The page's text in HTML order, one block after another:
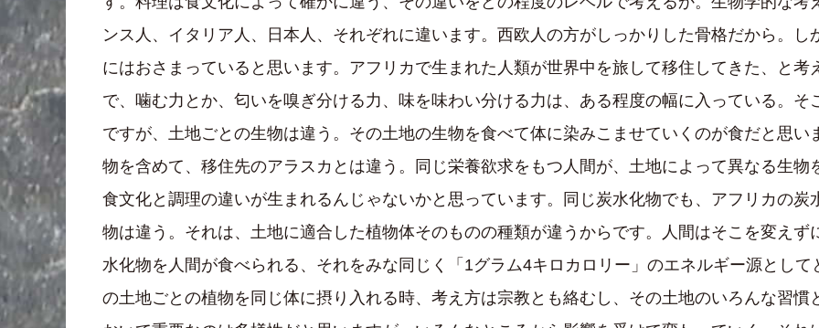
ンス人、イタリア人、日本人、それぞれに違います。西欧人の方がしっかりした骨格だから。
にはおさまっていると思います。アフリカで生まれた人類が世界中を旅して移住してきた、と
で、噛む力とか、匂いを嗅ぎ分ける力、味を味わい分ける力は、ある程度の幅に入っている。
ですが、土地ごとの生物は違う。その土地の生物を食べて体に染みこませていくのが食だと思
物を含めて、移住先のアラスカとは違う。同じ栄養欲求をもつ人間が、土地によって異なる生
食文化と調理の違いが生まれるんじゃないかと思っています。同じ炭水化物でも、アフリカの
物は違う。それは、土地に適合した植物体そのものの種類が違うからです。人間はそこを変え
水化物を人間が食べられる、それをみな同じく「1グラム4キロカロリー」のエネルギー源とし
の土地ごとの植物を同じ体に摂り入れる時、考え方は宗教とも絡むし、その土地のいろんな習